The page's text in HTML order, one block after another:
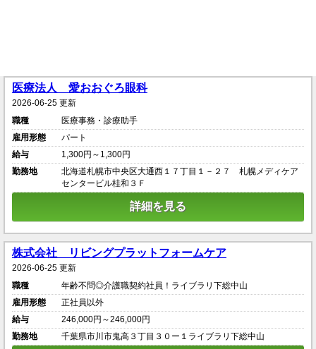
医療法人 愛おおぐろ眼科
2026-06-25 更新
職種
医療事務・診療助手
雇用形態
パート
給与
1,300円～1,300円
勤務地
北海道札幌市中央区大通西１７丁目１－２７ 札幌メディケア
センタービル桂和３Ｆ
詳細を見る
株式会社 リビングプラットフォームケア
2026-06-25 更新
職種
年齢不問◎介護職契約社員！ライブラリ下総中山
雇用形態
正社員以外
給与
246,000円～246,000円
勤務地
千葉県市川市鬼高３丁目３０ー１ライブラリ下総中山